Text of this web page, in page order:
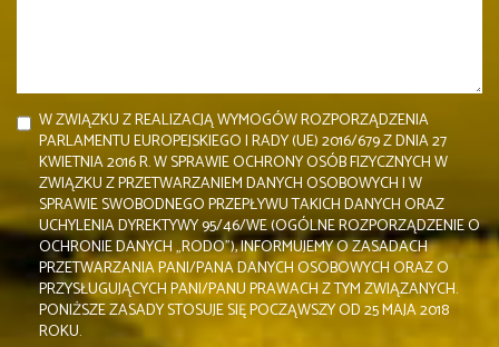
W ZWIĄZKU Z REALIZACJĄ WYMOGÓW ROZPORZĄDZENIA
PARLAMENTU EUROPEJSKIEGO I RADY (UE) 2016/679 Z DNIA 27
KWIETNIA 2016 R. W SPRAWIE OCHRONY OSÓB FIZYCZNYCH W
ZWIĄZKU Z PRZETWARZANIEM DANYCH OSOBOWYCH I W
SPRAWIE SWOBODNEGO PRZEPŁYWU TAKICH DANYCH ORAZ
UCHYLENIA DYREKTYWY 95/46/WE (OGÓLNE ROZPORZĄDZENIE O
OCHRONIE DANYCH „RODO”), INFORMUJEMY O ZASADACH
PRZETWARZANIA PANI/PANA DANYCH OSOBOWYCH ORAZ O
PRZYSŁUGUJĄCYCH PANI/PANU PRAWACH Z TYM ZWIĄZANYCH.
PONIŻSZE ZASADY STOSUJE SIĘ POCZĄWSZY OD 25 MAJA 2018
ROKU.